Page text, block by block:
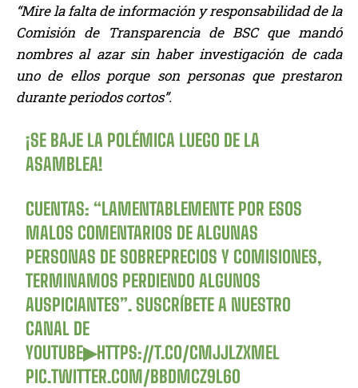
“Mire la falta de información y responsabilidad de la
Comisión de Transparencia de BSC que mandó
nombres al azar sin haber investigación de cada
uno de ellos porque son personas que prestaron
durante periodos cortos”.
¡SE BAJE LA POLÉMICA LUEGO DE LA
ASAMBLEA!
CUENTAS: “LAMENTABLEMENTE POR ESOS
MALOS COMENTARIOS DE ALGUNAS
PERSONAS DE SOBREPRECIOS Y COMISIONES,
TERMINAMOS PERDIENDO ALGUNOS
AUSPICIANTES”. SUSCRÍBETE A NUESTRO
CANAL DE
YOUTUBE▶HTTPS://T.CO/CMJJLZXMEL
PIC.TWITTER.COM/BBDMCZ9L60